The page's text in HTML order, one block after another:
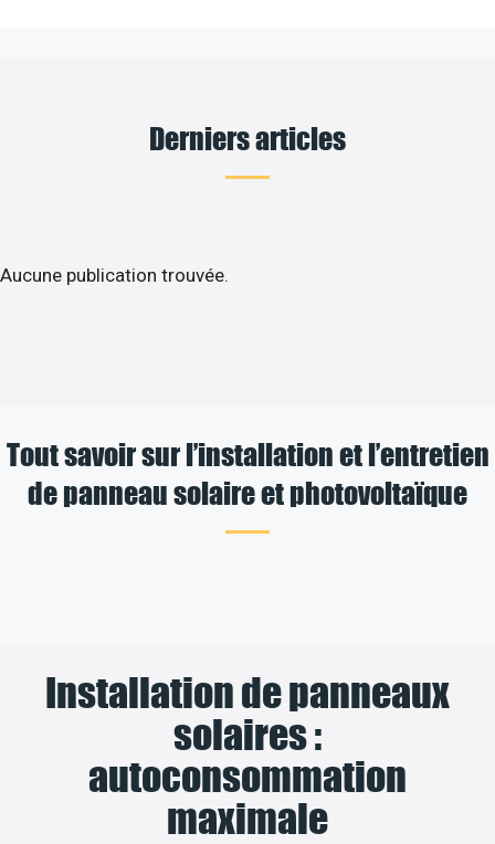
Derniers articles
Aucune publication trouvée.
Tout savoir sur l’installation et l’entretien
de panneau solaire et photovoltaïque
Installation de panneaux
solaires :
autoconsommation
maximale